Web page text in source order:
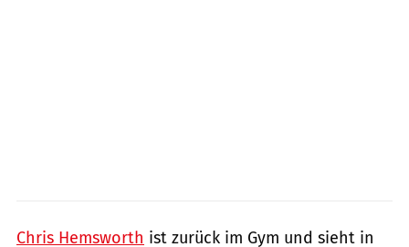
Chris Hemsworth ist zurück im Gym und sieht in